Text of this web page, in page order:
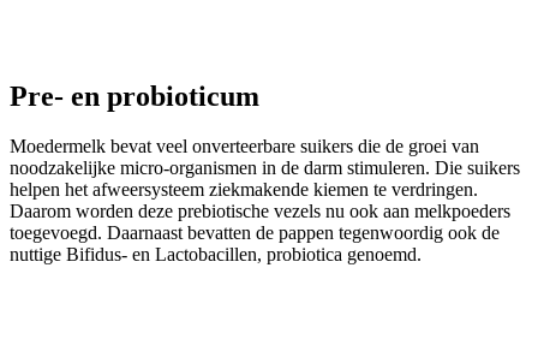
Pre- en probioticum
Moedermelk bevat veel onverteerbare suikers die de groei van
noodzakelijke micro-organismen in de darm stimuleren. Die suikers
helpen het afweersysteem ziekmakende kiemen te verdringen.
Daarom worden deze prebiotische vezels nu ook aan melkpoeders
toegevoegd. Daarnaast bevatten de pappen tegenwoordig ook de
nuttige Bifidus- en Lactobacillen, probiotica genoemd.